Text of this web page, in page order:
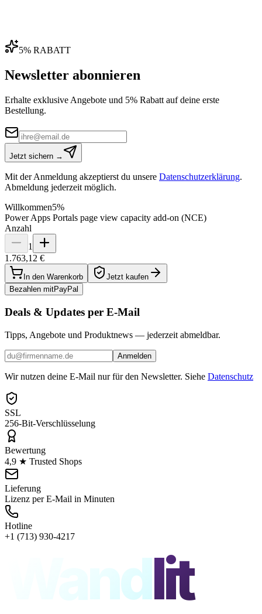
5% RABATT
Newsletter abonnieren
Erhalte exklusive Angebote und 5% Rabatt auf deine erste
Bestellung.
Jetzt sichern →
Mit der Anmeldung akzeptierst du unsere Datenschutzerklärung.
Abmeldung jederzeit möglich.
Willkommen5%
Power Apps Portals page view capacity add-on (NCE)
Anzahl
1
1.763,12 €
In den Warenkorb
Jetzt kaufen
Bezahlen mitPayPal
Deals & Updates per E-Mail
Tipps, Angebote und Produktnews — jederzeit abmeldbar.
Anmelden
Wir nutzen deine E-Mail nur für den Newsletter. Siehe Datenschutz
SSL
256-Bit-Verschlüsselung
Bewertung
4,9 ★ Trusted Shops
Lieferung
Lizenz per E-Mail in Minuten
Hotline
+1 (713) 930-4217
Wandlit